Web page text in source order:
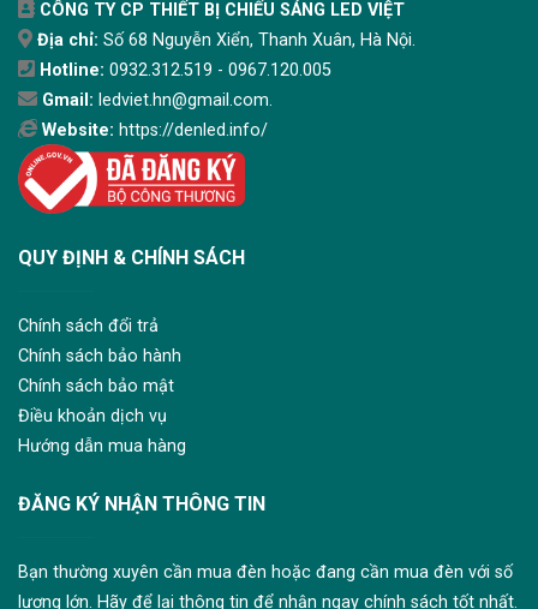
CÔNG TY CP THIẾT BỊ CHIẾU SÁNG LED VIỆT
Địa chỉ: Số 68 Nguyễn Xiển, Thanh Xuân, Hà Nội.
Hotline: 0932.312.519 - 0967.120.005
Gmail: ledviet.hn@gmail.com.
Website: https://denled.info/
QUY ĐỊNH & CHÍNH SÁCH
Chính sách đổi trả
Chính sách bảo hành
Chính sách bảo mật
Điều khoản dịch vụ
Hướng dẫn mua hàng
ĐĂNG KÝ NHẬN THÔNG TIN
Bạn thường xuyên cần mua đèn hoặc đang cần mua đèn với số
lượng lớn. Hãy để lại thông tin để nhận ngay chính sách tốt nhất.